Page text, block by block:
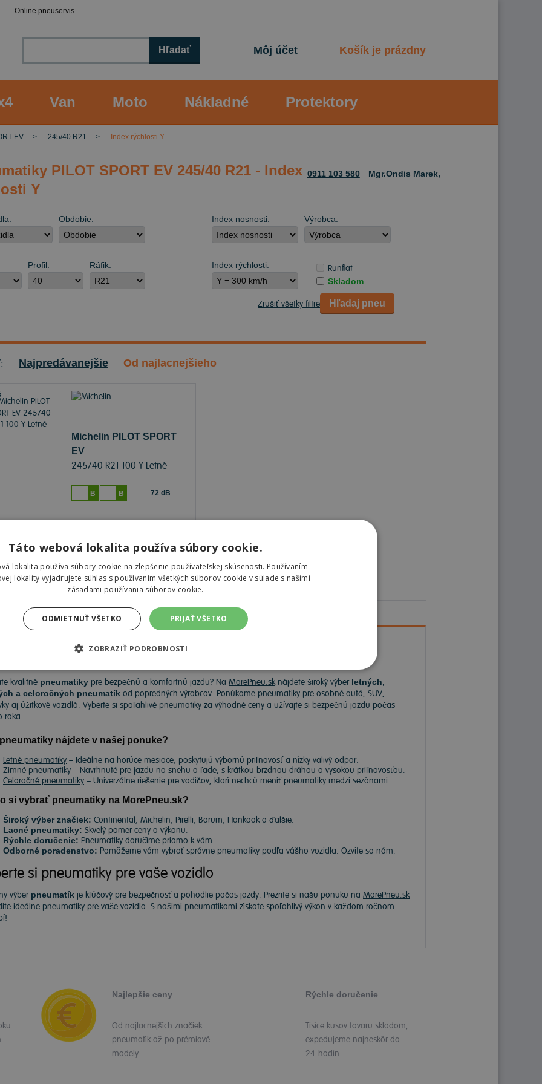
Online pneuservis
Košík je prázdny
Môj účet
Hľadať
Van Moto Nákladné Protektory
EV 245/40 R21 Index rýchlosti Y
PILOT SPORT EV 245/40 R21 - Index
Y
0911 103 580 Mgr.Ondis Marek,
Obdobie: Index nosnosti: Výrobca:
Profil: Ráfik: Index rýchlosti: Runflat
Skladom
Zrušiť všetky filtre Hľadaj pneu
Najpredávanejšie Od najlacnejšieho
Michelin PILOT SPORT
EV
245/40 R21 100 Y Letné
B B 72 dB
€
kvalitné pneumatiky pre bezpečnú a komfortnú jazdu? Na MorePneu.sknájdete široký výber letných,
a celoročných pneumatík od popredných výrobcov. Ponúkame pneumatiky pre osobné autá, SUV,
aj úžitkové vozidlá. Vyberte si spoľahlivé pneumatiky za výhodné ceny a užívajte si bezpečnú jazdu počas
roka.
nájdete v našej ponuke?
Letné pneumatiky – Ideálne na horúce mesiace, poskytujú výbornú priľnavosť a nízky valivý odpor.
Zimné pneumatiky – Navrhnuté pre jazdu na snehu a ľade, s krátkou brzdnou dráhou a vysokou priľnavosťou.
Celoročné pneumatiky – Univerzálne riešenie pre vodičov, ktorí nechcú meniť pneumatiky medzi sezónami.
si vybrať pneumatiky na MorePneu.sk?
Široký výber značiek: Continental, Michelin, Pirelli, Barum, Hankook a ďalšie.
Lacné pneumatiky: Skvelý pomer ceny a výkonu.
Rýchle doručenie: Pneumatiky doručíme priamo k vám.
Odborné poradenstvo: Pomôžeme vám vybrať správne pneumatiky podľa vášho vozidla. Ozvite sa nám.
si pneumatiky pre vaše vozidlo
výber pneumatík je kľúčový pre bezpečnosť a pohodlie počas jazdy. Prezrite si našu ponuku na MorePneu.sk
ideálne pneumatiky pre vaše vozidlo. S našimi pneumatikami získate spoľahlivý výkon v každom ročnom
Najlepšie ceny
Od najlacnejších značiek
pneumatík až po prémiové
modely.
Rýchle doručenie
Tisíce kusov tovaru skladom,
expedujeme najneskôr do
24-hodín.
Táto webová lokalita používa súbory cookie.
lokalita používa súbory cookie na zlepšenie používateľskej skúsenosti. Používaním
lokality vyjadrujete súhlas s používaním všetkých súborov cookie v súlade s našimi
zásadami používania súborov cookie.
PRIJAŤ VŠETKO
ODMIETNUŤ VŠETKO
ZOBRAZIŤ PODROBNOSTI